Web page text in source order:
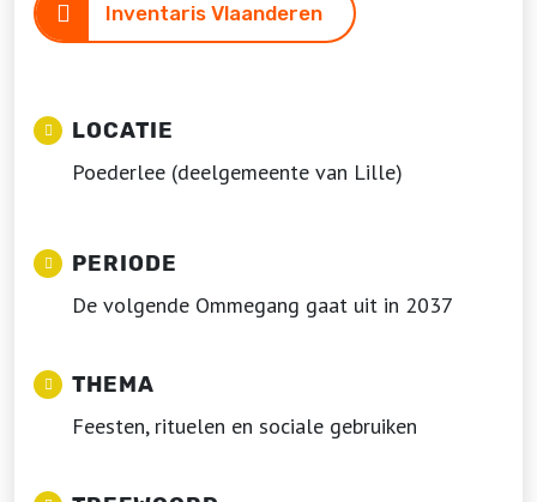
Inventaris Vlaanderen
LOCATIE
Poederlee (deelgemeente van Lille)
PERIODE
De volgende Ommegang gaat uit in 2037
THEMA
Feesten, rituelen en sociale gebruiken